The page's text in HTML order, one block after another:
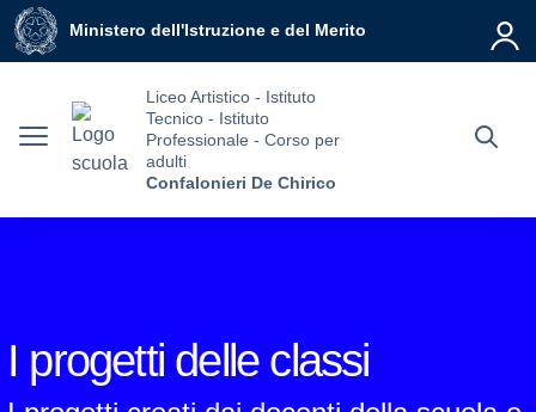
Vai ai contenuti
Vai al menu di navigazione
Vai al footer
Ministero dell'Istruzione e del Merito
Liceo Artistico - Istituto
Tecnico - Istituto
Professionale - Corso per
adulti
Confalonieri De Chirico
I progetti delle classi